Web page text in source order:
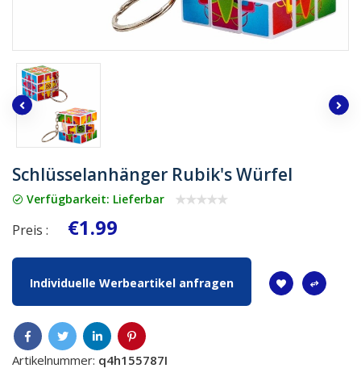
Schlüsselanhänger Rubik's Würfel
Verfügbarkeit: Lieferbar
Preis : €1.99
Individuelle Werbeartikel anfragen
Artikelnummer: q4h155787I